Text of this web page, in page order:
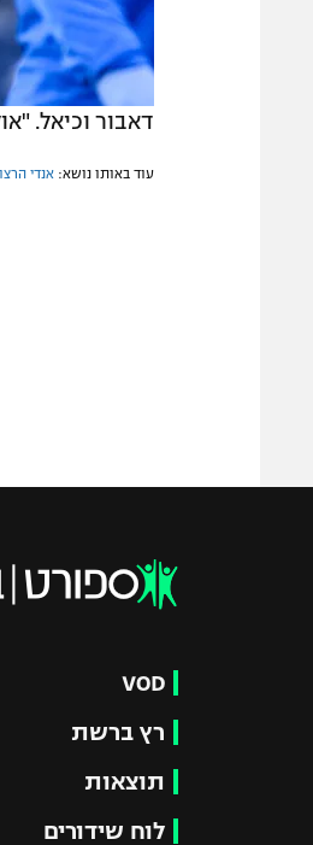
דאבור וכיאל.
עוד באותו נושא: אנדי
VOD
רץ ברשת
תוצאות
לוח שידורים